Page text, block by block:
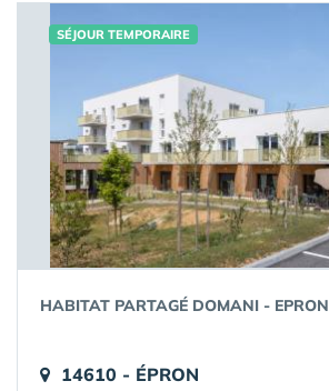
SÉJOUR TEMPORAIRE
HABITAT PARTAGÉ DOMANI - EPRON
14610 - ÉPRON